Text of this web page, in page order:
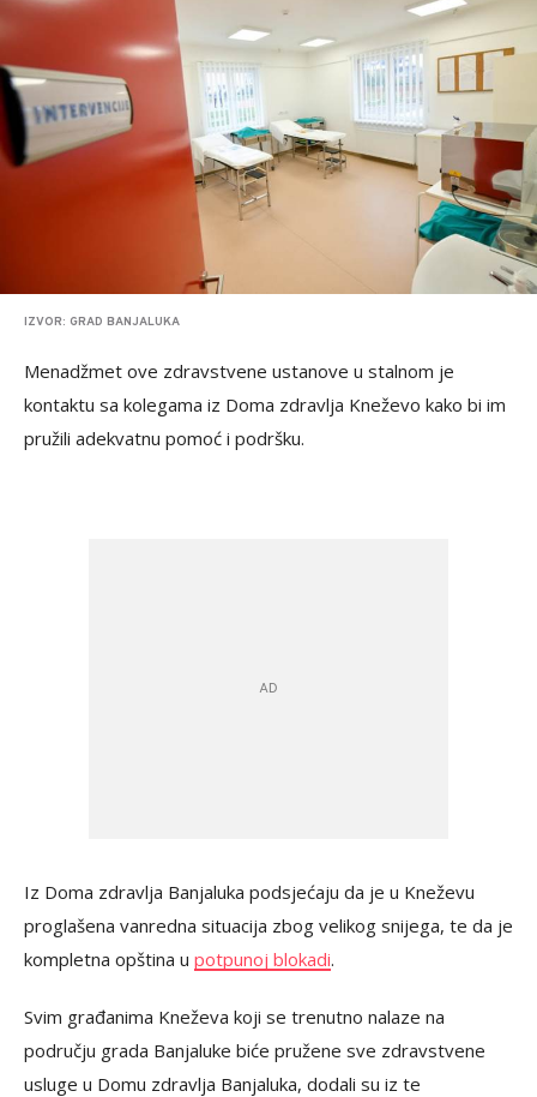
IZVOR: GRAD BANJALUKA
Menadžmet ove zdravstvene ustanove u stalnom je
kontaktu sa kolegama iz Doma zdravlja Kneževo kako bi im
pružili adekvatnu pomoć i podršku.
Iz Doma zdravlja Banjaluka podsjećaju da je u Kneževu
proglašena vanredna situacija zbog velikog snijega, te da je
kompletna opština u potpunoj blokadi.
Svim građanima Kneževa koji se trenutno nalaze na
području grada Banjaluke biće pružene sve zdravstvene
usluge u Domu zdravlja Banjaluka, dodali su iz te